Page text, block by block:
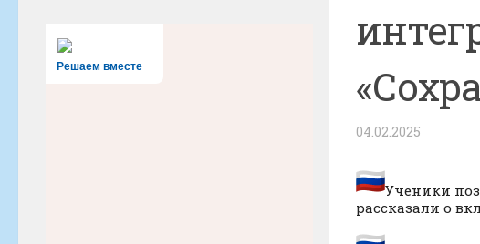
04.02.2025
Ученики
рассказали о
Решаем вместе